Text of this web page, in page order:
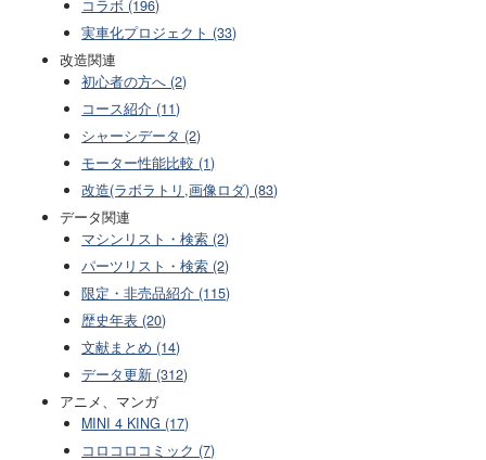
コラボ (196)
実車化プロジェクト (33)
改造関連
初心者の方へ (2)
コース紹介 (11)
シャーシデータ (2)
モーター性能比較 (1)
改造(ラボラトリ,画像ロダ) (83)
データ関連
マシンリスト・検索 (2)
パーツリスト・検索 (2)
限定・非売品紹介 (115)
歴史年表 (20)
文献まとめ (14)
データ更新 (312)
アニメ、マンガ
MINI 4 KING (17)
コロコロコミック (7)